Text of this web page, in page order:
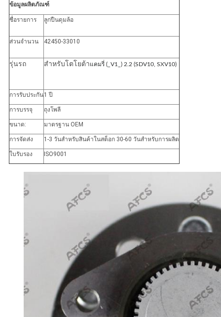
ข้อมูลผลิตภัณฑ์
ชื่อรายการ ลูกปืนดุมล้อ
ส่วนจำนวน 42450-33010
รุ่นรถ สำหรับโตโยต้าแคมรี่ (_V1_) 2.2 (SDV10, SXV10)
การรับประกัน1 ปี
การบรรจุ ถุงโพลี
ขนาด: มาตรฐาน OEM
การจัดส่ง 1-3 วันสำหรับสินค้าในสต็อก 30-60 วันสำหรับการผลิต
ใบรับรอง ISO9001